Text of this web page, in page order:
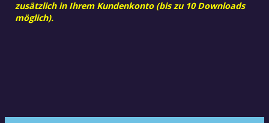
zusätzlich in Ihrem Kundenkonto (bis zu 10 Downloads
möglich).